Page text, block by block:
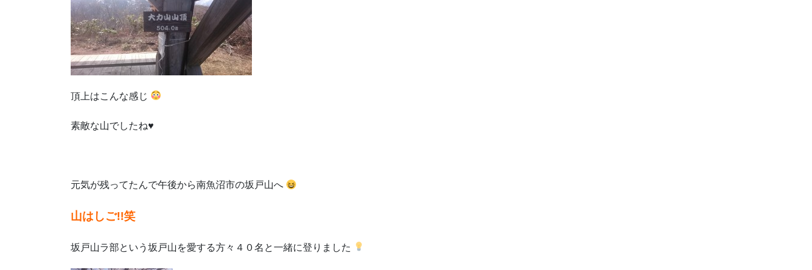
頂上はこんな感じ
素敵な山でしたね♥
元気が残ってたんで午後から南魚沼市の坂戸山へ
山はしご!!笑
坂戸山ラ部という坂戸山を愛する方々４０名と一緒に登りました